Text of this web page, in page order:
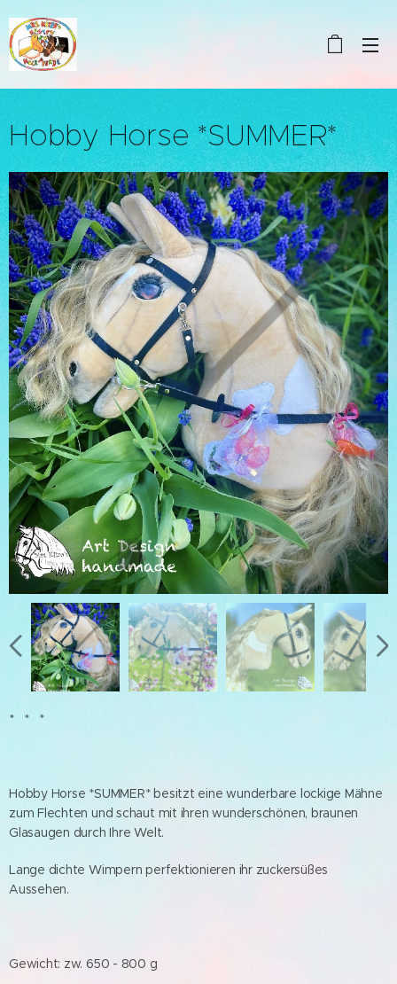
Hobby Horse *SUMMER*
* * *
Hobby Horse *SUMMER* besitzt eine wunderbare lockige Mähne
zum Flechten und schaut mit ihren wunderschönen, braunen
Glasaugen durch Ihre Welt.
Lange dichte Wimpern perfektionieren ihr zuckersüßes
Aussehen.
Gewicht: zw. 650 - 800 g